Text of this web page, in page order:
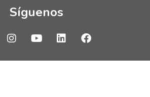
Síguenos